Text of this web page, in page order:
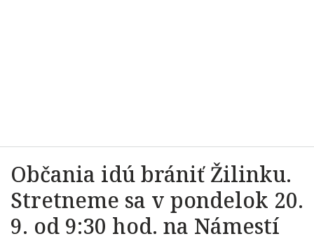
Občania idú brániť Žilinku.
Stretneme sa v pondelok 20.
9. od 9:30 hod. na Námestí